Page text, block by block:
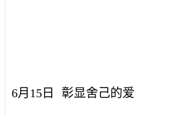
6月15日 彰显舍己的爱